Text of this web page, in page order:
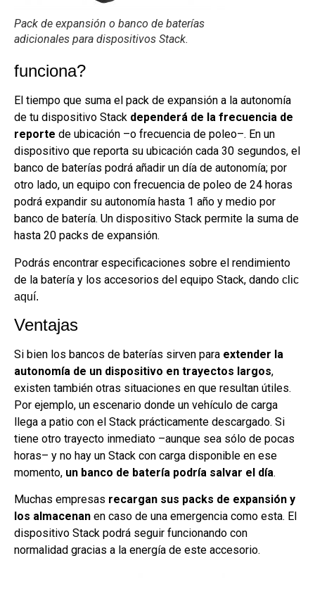
Pack de expansión o banco de baterías
adicionales para dispositivos Stack.
funciona?
El tiempo que suma el pack de expansión a la autonomía
de tu dispositivo Stack dependerá de la frecuencia de
reporte de ubicación –o frecuencia de poleo–. En un
dispositivo que reporta su ubicación cada 30 segundos, el
banco de baterías podrá añadir un día de autonomía; por
otro lado, un equipo con frecuencia de poleo de 24 horas
podrá expandir su autonomía hasta 1 año y medio por
banco de batería. Un dispositivo Stack permite la suma de
hasta 20 packs de expansión.
Podrás encontrar especificaciones sobre el rendimiento
de la batería y los accesorios del equipo Stack, dando clic
aquí.
Ventajas
Si bien los bancos de baterías sirven para extender la
autonomía de un dispositivo en trayectos largos,
existen también otras situaciones en que resultan útiles.
Por ejemplo, un escenario donde un vehículo de carga
llega a patio con el Stack prácticamente descargado. Si
tiene otro trayecto inmediato –aunque sea sólo de pocas
horas– y no hay un Stack con carga disponible en ese
momento, un banco de batería podría salvar el día.
Muchas empresas recargan sus packs de expansión y
los almacenan en caso de una emergencia como esta. El
dispositivo Stack podrá seguir funcionando con
normalidad gracias a la energía de este accesorio.